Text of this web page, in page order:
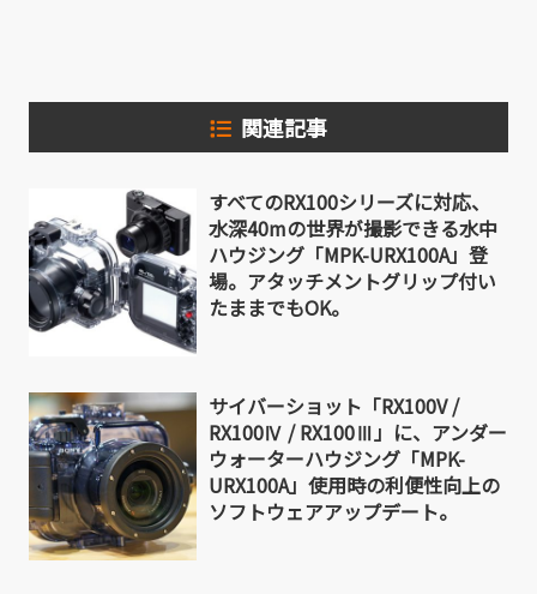
関連記事
すべてのRX100シリーズに対応、
水深40mの世界が撮影できる水中
ハウジング「MPK-URX100A」登
場。アタッチメントグリップ付い
たままでもOK。
サイバーショット「RX100V /
RX100Ⅳ / RX100Ⅲ」に、アンダー
ウォーターハウジング「MPK-
URX100A」使用時の利便性向上の
ソフトウェアアップデート。